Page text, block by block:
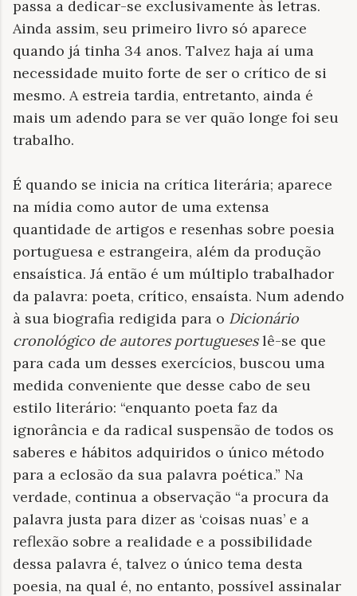
passa a dedicar-se exclusivamente às letras.
Ainda assim, seu primeiro livro só aparece
quando já tinha 34 anos. Talvez haja aí uma
necessidade muito forte de ser o crítico de si
mesmo. A estreia tardia, entretanto, ainda é
mais um adendo para se ver quão longe foi seu
trabalho.
É quando se inicia na crítica literária; aparece
na mídia como autor de uma extensa
quantidade de artigos e resenhas sobre poesia
portuguesa e estrangeira, além da produção
ensaística. Já então é um múltiplo trabalhador
da palavra: poeta, crítico, ensaísta. Num adendo
à sua biografia redigida para o Dicionário
cronológico de autores portugueseslê-se que
para cada um desses exercícios, buscou uma
medida conveniente que desse cabo de seu
estilo literário: “enquanto poeta faz da
ignorância e da radical suspensão de todos os
saberes e hábitos adquiridos o único método
para a eclosão da sua palavra poética.” Na
verdade, continua a observação “a procura da
palavra justa para dizer as ‘coisas nuas’ e a
reflexão sobre a realidade e a possibilidade
dessa palavra é, talvez o único tema desta
poesia, na qual é, no entanto, possível assinalar